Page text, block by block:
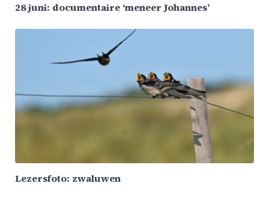
28 juni: documentaire ‘meneer Johannes’
Lezersfoto: zwaluwen